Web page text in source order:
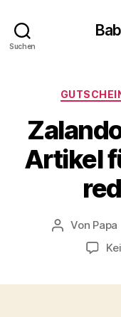
Suchen
Artikel
Beitragsautor
Von Papa